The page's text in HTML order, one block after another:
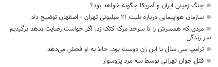
جنگ زمینی ایران و آمریکا چگونه خواهد بود؟
سازمان هواپیمایی درباره بلیت ۲۱ میلیونی تهران - اصفهان توضیح داد
مردی که همسرش را تا سرحد مرگ کتک زد: اگر خواست رضایت بدهد برگردیم
سر زندگی
ترامپ سی سال با این زن دوست بود، حالا به او فحش می‌دهد
قتل جوان تهرانی توسط سه مرد پژوسوار